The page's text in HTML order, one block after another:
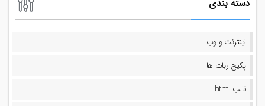
دسته بندی
اینترنت و وب
پکیج ربات ها
قالب html